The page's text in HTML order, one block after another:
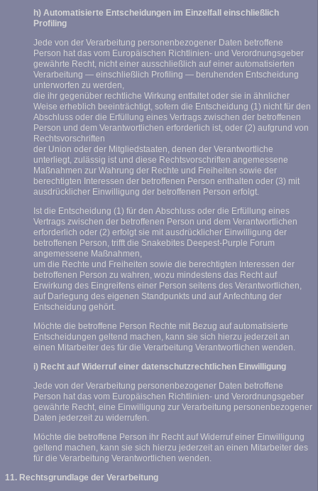
h) Automatisierte Entscheidungen im Einzelfall einschließlich
Profiling
Jede von der Verarbeitung personenbezogener Daten betroffene
Person hat das vom Europäischen Richtlinien- und Verordnungsgeber
gewährte Recht, nicht einer ausschließlich auf einer automatisierten
Verarbeitung — einschließlich Profiling — beruhenden Entscheidung
unterworfen zu werden,
die ihr gegenüber rechtliche Wirkung entfaltet oder sie in ähnlicher
Weise erheblich beeinträchtigt, sofern die Entscheidung (1) nicht für den
Abschluss oder die Erfüllung eines Vertrags zwischen der betroffenen
Person und dem Verantwortlichen erforderlich ist, oder (2) aufgrund von
Rechtsvorschriften
der Union oder der Mitgliedstaaten, denen der Verantwortliche
unterliegt, zulässig ist und diese Rechtsvorschriften angemessene
Maßnahmen zur Wahrung der Rechte und Freiheiten sowie der
berechtigten Interessen der betroffenen Person enthalten oder (3) mit
ausdrücklicher Einwilligung der betroffenen Person erfolgt.
Ist die Entscheidung (1) für den Abschluss oder die Erfüllung eines
Vertrags zwischen der betroffenen Person und dem Verantwortlichen
erforderlich oder (2) erfolgt sie mit ausdrücklicher Einwilligung der
betroffenen Person, trifft die Snakebites Deepest-Purple Forum
angemessene Maßnahmen,
um die Rechte und Freiheiten sowie die berechtigten Interessen der
betroffenen Person zu wahren, wozu mindestens das Recht auf
Erwirkung des Eingreifens einer Person seitens des Verantwortlichen,
auf Darlegung des eigenen Standpunkts und auf Anfechtung der
Entscheidung gehört.
Möchte die betroffene Person Rechte mit Bezug auf automatisierte
Entscheidungen geltend machen, kann sie sich hierzu jederzeit an
einen Mitarbeiter des für die Verarbeitung Verantwortlichen wenden.
i) Recht auf Widerruf einer datenschutzrechtlichen Einwilligung
Jede von der Verarbeitung personenbezogener Daten betroffene
Person hat das vom Europäischen Richtlinien- und Verordnungsgeber
gewährte Recht, eine Einwilligung zur Verarbeitung personenbezogener
Daten jederzeit zu widerrufen.
Möchte die betroffene Person ihr Recht auf Widerruf einer Einwilligung
geltend machen, kann sie sich hierzu jederzeit an einen Mitarbeiter des
für die Verarbeitung Verantwortlichen wenden.
11. Rechtsgrundlage der Verarbeitung